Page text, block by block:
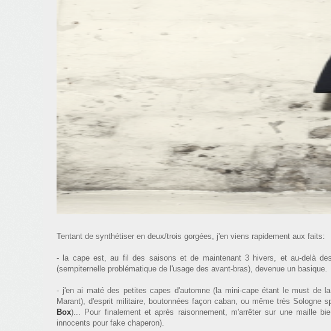
Tentant de synthétiser en deux/trois gorgées, j'en viens rapidement aux faits:
- la cape est, au fil des saisons et de maintenant 3 hivers, et au-delà
(sempiternelle problématique de l'usage des avant-bras), devenue un basique.
- j'en ai maté des petites capes d'automne (la mini-cape étant le must de
Marant), d'esprit militaire, boutonnées façon caban, ou même très Sologne
Box)... Pour finalement et après raisonnement, m'arrêter sur une maille
innocents pour fake chaperon).